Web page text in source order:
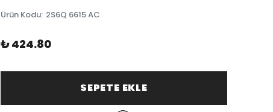
Ürün Kodu: 2S6Q 6615 AC
₺ 424.80
SEPETE EKLE